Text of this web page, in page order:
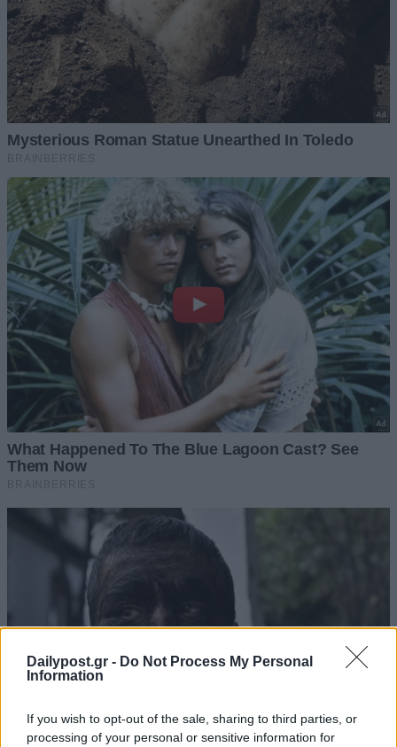
Dailypost.gr - Do Not Process My Personal
Information
If you wish to opt-out of the sale, sharing to third parties, or
processing of your personal or sensitive information for